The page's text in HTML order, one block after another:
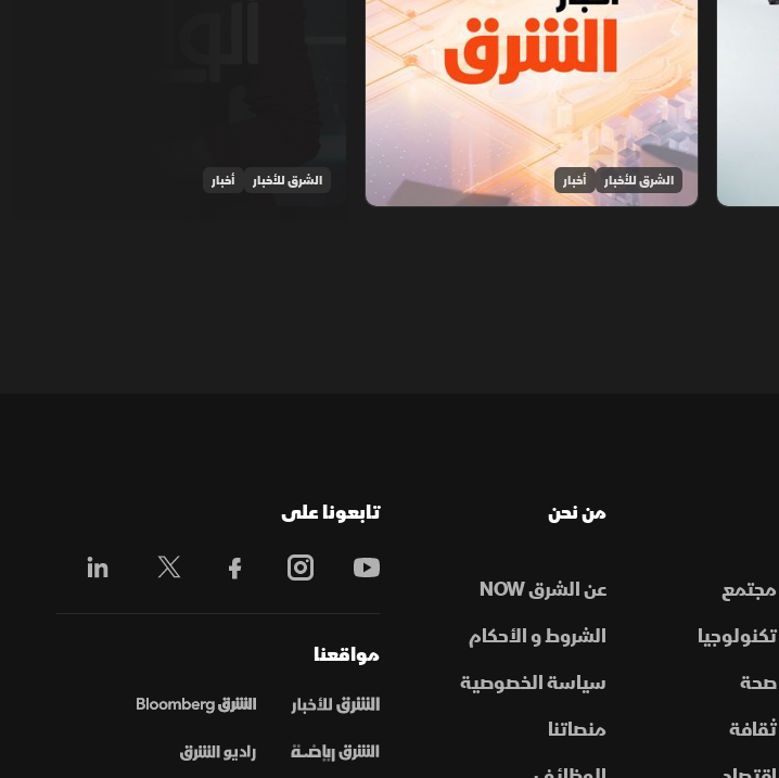
الشرق للأخبار أخبار الشرق للأخبار أخبار
مجتمع
تكنولوجيا
صحة
ثقافة
من نحن
عن الشرق NOW
الشروط و الأحكام
سياسة الخصوصية
منصاتنا
تابعونا على
مواقعنا